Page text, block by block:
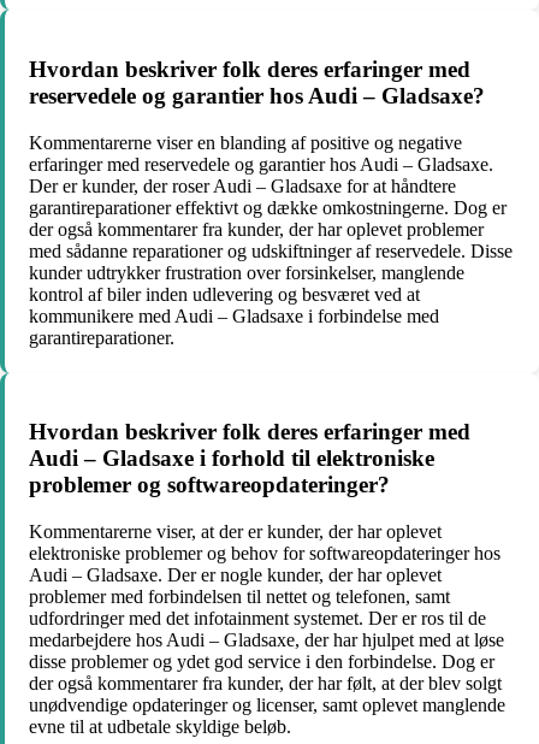
Hvordan beskriver folk deres erfaringer med
reservedele og garantier hos Audi – Gladsaxe?
Kommentarerne viser en blanding af positive og negative
erfaringer med reservedele og garantier hos Audi – Gladsaxe.
Der er kunder, der roser Audi – Gladsaxe for at håndtere
garantireparationer effektivt og dække omkostningerne. Dog er
der også kommentarer fra kunder, der har oplevet problemer
med sådanne reparationer og udskiftninger af reservedele. Disse
kunder udtrykker frustration over forsinkelser, manglende
kontrol af biler inden udlevering og besværet ved at
kommunikere med Audi – Gladsaxe i forbindelse med
garantireparationer.
Hvordan beskriver folk deres erfaringer med
Audi – Gladsaxe i forhold til elektroniske
problemer og softwareopdateringer?
Kommentarerne viser, at der er kunder, der har oplevet
elektroniske problemer og behov for softwareopdateringer hos
Audi – Gladsaxe. Der er nogle kunder, der har oplevet
problemer med forbindelsen til nettet og telefonen, samt
udfordringer med det infotainment systemet. Der er ros til de
medarbejdere hos Audi – Gladsaxe, der har hjulpet med at løse
disse problemer og ydet god service i den forbindelse. Dog er
der også kommentarer fra kunder, der har følt, at der blev solgt
unødvendige opdateringer og licenser, samt oplevet manglende
evne til at udbetale skyldige beløb.